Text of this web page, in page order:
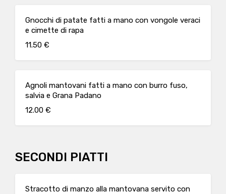
Gnocchi di patate fatti a mano con vongole veraci
e cimette di rapa
11.50 €
Agnoli mantovani fatti a mano con burro fuso,
salvia e Grana Padano
12.00 €
SECONDI PIATTI
Stracotto di manzo alla mantovana servito con